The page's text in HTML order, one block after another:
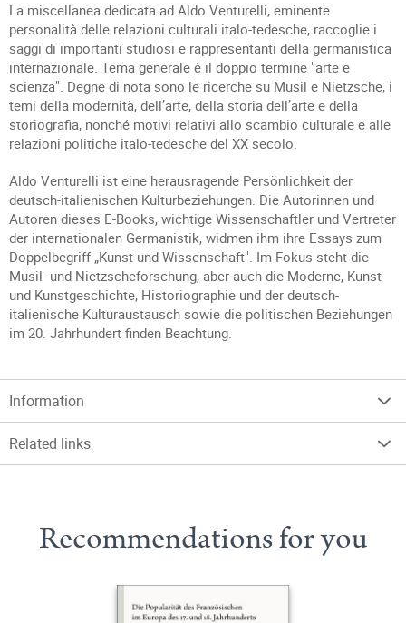
La miscellanea dedicata ad Aldo Venturelli, eminente
personalità delle relazioni culturali italo-tedesche, raccoglie i
saggi di importanti studiosi e rappresentanti della germanistica
internazionale. Tema generale è il doppio termine "arte e
scienza". Degne di nota sono le ricerche su Musil e Nietzsche, i
temi della modernità, dell’arte, della storia dell’arte e della
storiografia, nonché motivi relativi allo scambio culturale e alle
relazioni politiche italo-tedesche del XX secolo.
Aldo Venturelli ist eine herausragende Persönlichkeit der
deutsch-italienischen Kulturbeziehungen. Die Autorinnen und
Autoren dieses E-Books, wichtige Wissenschaftler und Vertreter
der internationalen Germanistik, widmen ihm ihre Essays zum
Doppelbegriff „Kunst und Wissenschaft". Im Fokus steht die
Musil- und Nietzscheforschung, aber auch die Moderne, Kunst
und Kunstgeschichte, Historiographie und der deutsch-
italienische Kulturaustausch sowie die politischen Beziehungen
im 20. Jahrhundert finden Beachtung.
Information
Related links
Recommendations for you